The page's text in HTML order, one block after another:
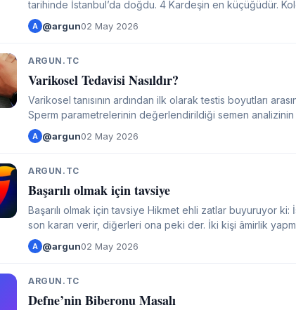
tarihinde İstanbul’da doğdu. 4 Kardeşin en küçüğüdür.
Bölümü mezunudur. Çeşitli oyuncu koçlarıyla çalışarak
A @argun02 May 2026
ARGUN.TC
Varikosel Tedavisi Nasıldır?
Varikosel tanısının ardından ilk olarak testis boyutları
Sperm parametrelerinin değerlendirildiği semen analizinin
parametrelerinde bir sorun yoksa ameliyat edilip...
A @argun02 May 2026
ARGUN.TC
Başarılı olmak için tavsiye
Başarılı olmak için tavsiye Hikmet ehli zatlar buyuruyor
son kararı verir, diğerleri ona peki der. İki kişi âmirlik
cemiyette herkesin âmire itaat etmesiyle...
A @argun02 May 2026
ARGUN.TC
Defne’nin Biberonu Masalı